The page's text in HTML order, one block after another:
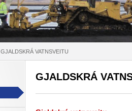
GJALDSKRÁ VATNSVEITU
GJALDSKRÁ